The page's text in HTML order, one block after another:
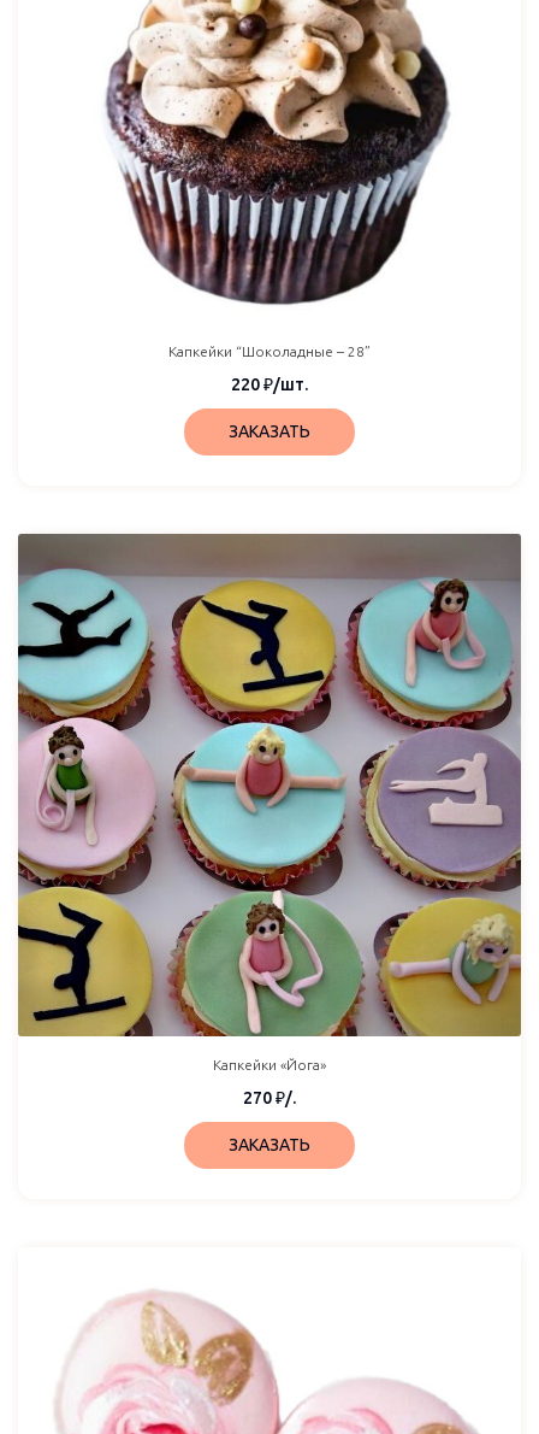
Капкейки “Шоколадные – 28”
220₽/шт.
ЗАКАЗАТЬ
Капкейки «Йога»
270₽/.
ЗАКАЗАТЬ